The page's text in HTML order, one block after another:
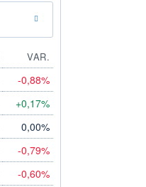
VAR.
-0,88%
+0,17%
0,00%
-0,79%
-0,60%